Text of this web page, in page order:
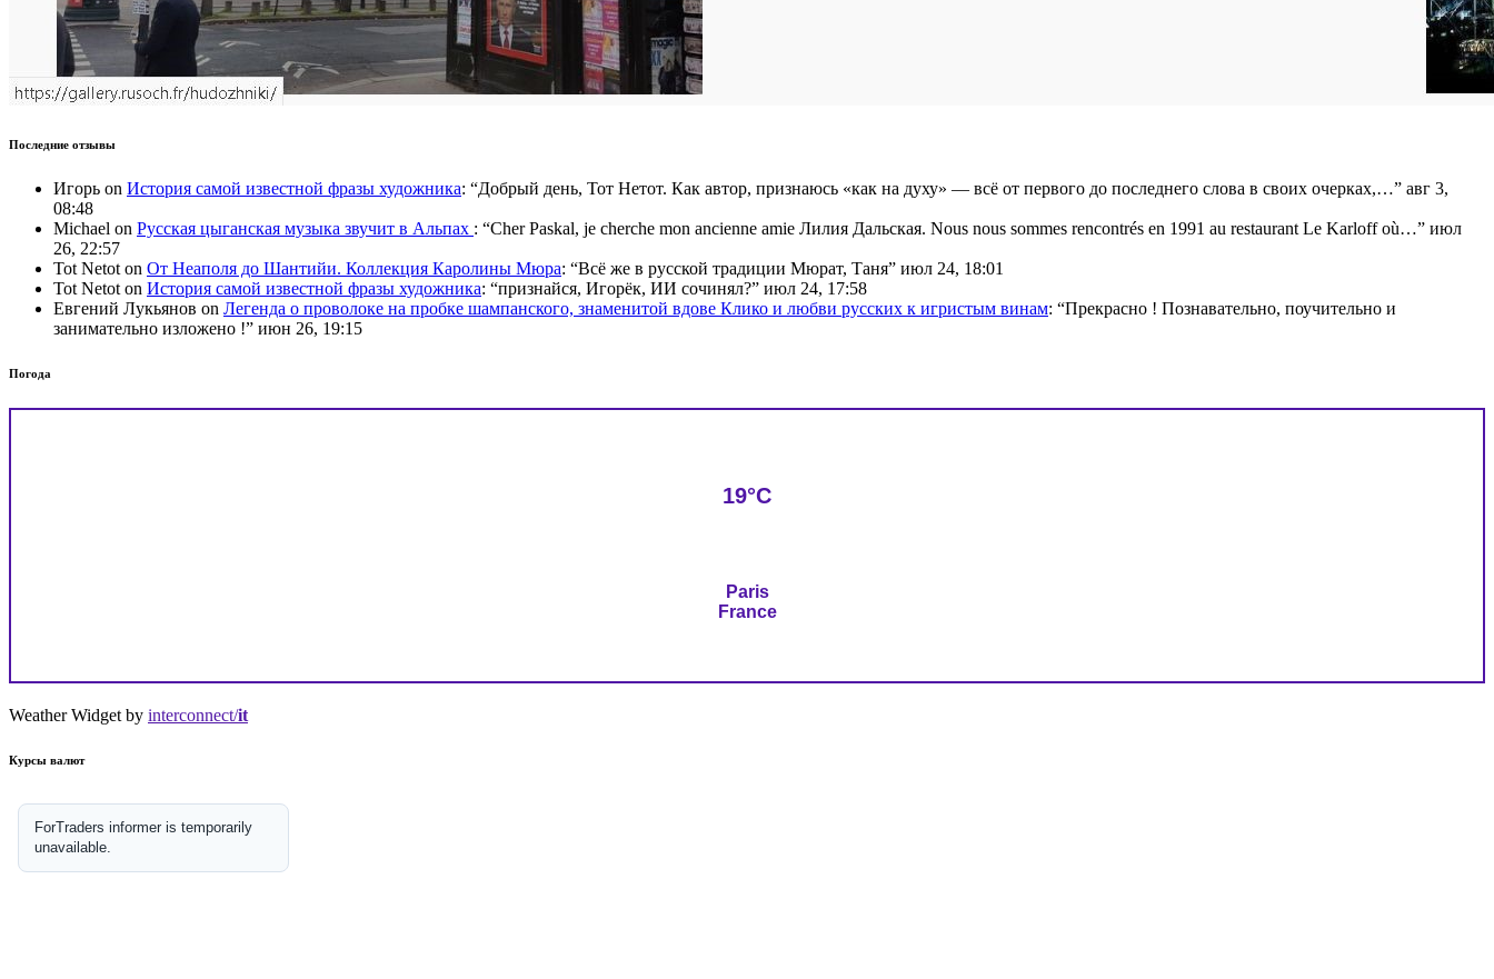
Последние отзывы
Игорь on История самой известной фразы художника: “Добрый день, Тот Нетот. Как автор, признаюсь «как на духу» — всё от первого до последнего слова в своих очерках,…” авг 3,
08:48
Michael on Русская цыганская музыка звучит в Альпах : “Cher Paskal, je cherche mon ancienne amie Лилия Дальская. Nous nous sommes rencontrés en 1991 au restaurant Le Karloff où…” июл
26, 22:57
Tot Netot on От Неаполя до Шантийи. Коллекция Каролины Мюра: “Всё же в русской традиции Мюрат, Таня” июл 24, 18:01
Tot Netot on История самой известной фразы художника: “признайся, Игорёк, ИИ сочинял?” июл 24, 17:58
Евгений Лукьянов on Легенда о проволоке на пробке шампанского, знаменитой вдове Клико и любви русских к игристым винам: “Прекрасно ! Познавательно, поучительно и
занимательно изложено !” июн 26, 19:15
Погода
19°C
Paris
France
Weather Widget by interconnect/it
Курсы валют